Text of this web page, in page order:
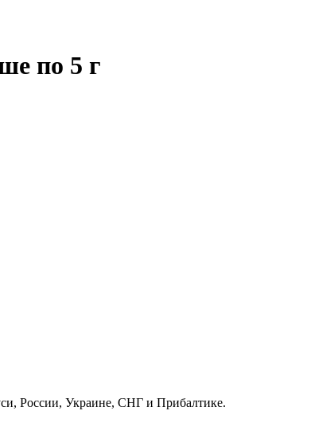
по 5 г
России, Украине, СНГ и Прибалтике.